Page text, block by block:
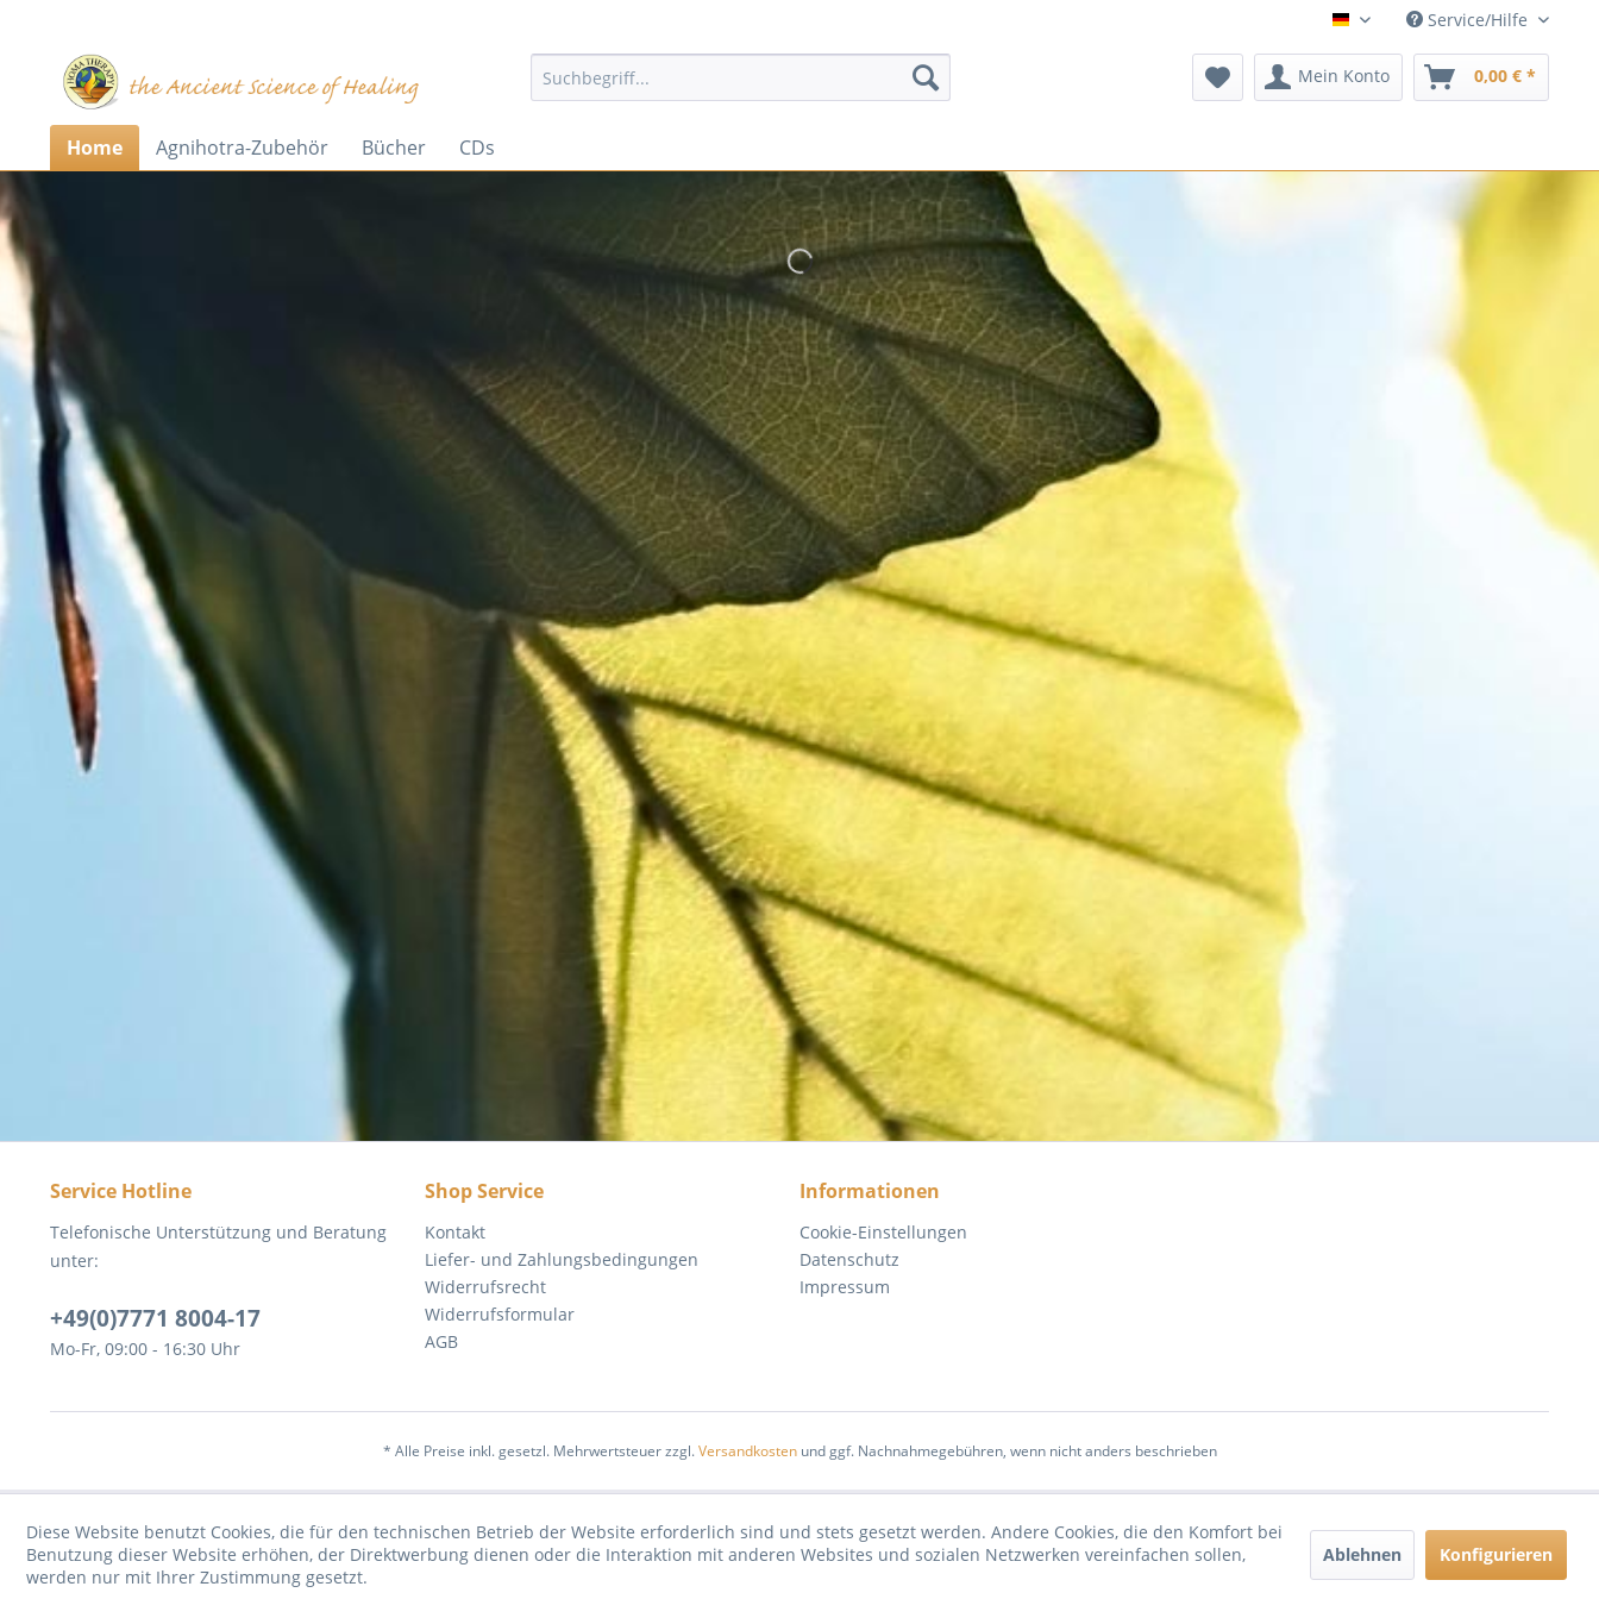
deutsch Service/Hilfe
Mein Konto 0,00 € *
Home Agnihotra-Zubehör Bücher CDs
Service Hotline
Telefonische Unterstützung und Beratung
unter:
+49(0)7771 8004-17
Mo-Fr, 09:00 - 16:30 Uhr
Shop Service
Kontakt
Liefer- und Zahlungsbedingungen
Widerrufsrecht
Widerrufsformular
AGB
Informationen
Cookie-Einstellungen
Datenschutz
Impressum
* Alle Preise inkl. gesetzl. Mehrwertsteuer zzgl.Versandkostenund ggf. Nachnahmegebühren, wenn nicht anders beschrieben
Diese Website benutzt Cookies, die für den technischen Betrieb der Website erforderlich sind und stets gesetzt werden. Andere Cookies, die den Komfort bei
Benutzung dieser Website erhöhen, der Direktwerbung dienen oder die Interaktion mit anderen Websites und sozialen Netzwerken vereinfachen sollen,
werden nur mit Ihrer Zustimmung gesetzt.
Ablehnen Konfigurieren